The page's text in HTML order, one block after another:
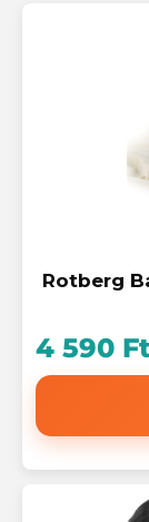
Rotberg
4 590